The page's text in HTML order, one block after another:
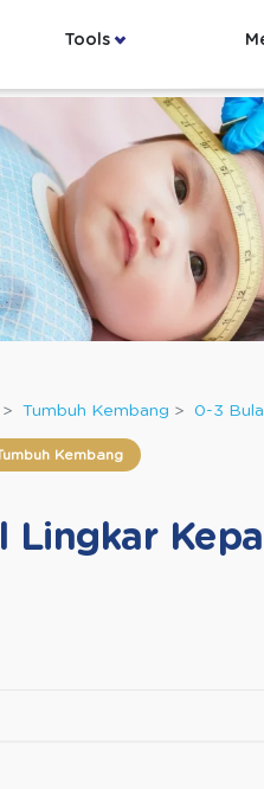
Tools
Tumbuh Kembang 0-3
Kembang
Lingkar